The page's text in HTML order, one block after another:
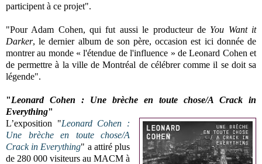
participent à ce projet".
"Pour Adam Cohen, qui fut aussi le producteur de You Want it
Darker, le dernier album de son père, occasion est ici donnée de
montrer au monde « l'étendue de l'influence » de Leonard Cohen et
de permettre à la ville de Montréal de célébrer comme il se doit sa
légende".
"Leonard Cohen : Une brèche en toute chose/A Crack in
Everything"
L’exposition "Leonard Cohen :
Une brèche en toute chose/A
Crack in Everything" a attiré plus
de 280 000 visiteurs au MACM à